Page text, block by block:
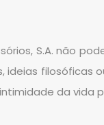
S.A. não
da vida